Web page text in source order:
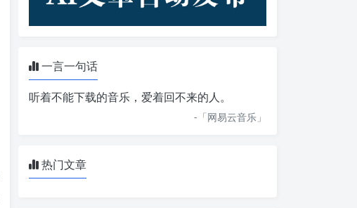
一言一句话
听着不能下载的音乐，爱着回不来的人。
-「网易云音乐 」
热门文章